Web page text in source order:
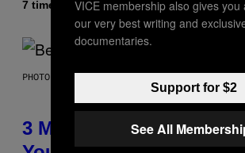
7 timer sidenAfDan Milam
PHOTO BY KEVIN WINTER/GETTY IMAGES FOR
3 Millennial Anthems
VICE membership also gives you
our very best writing and
documentaries.
Support for $2
See All